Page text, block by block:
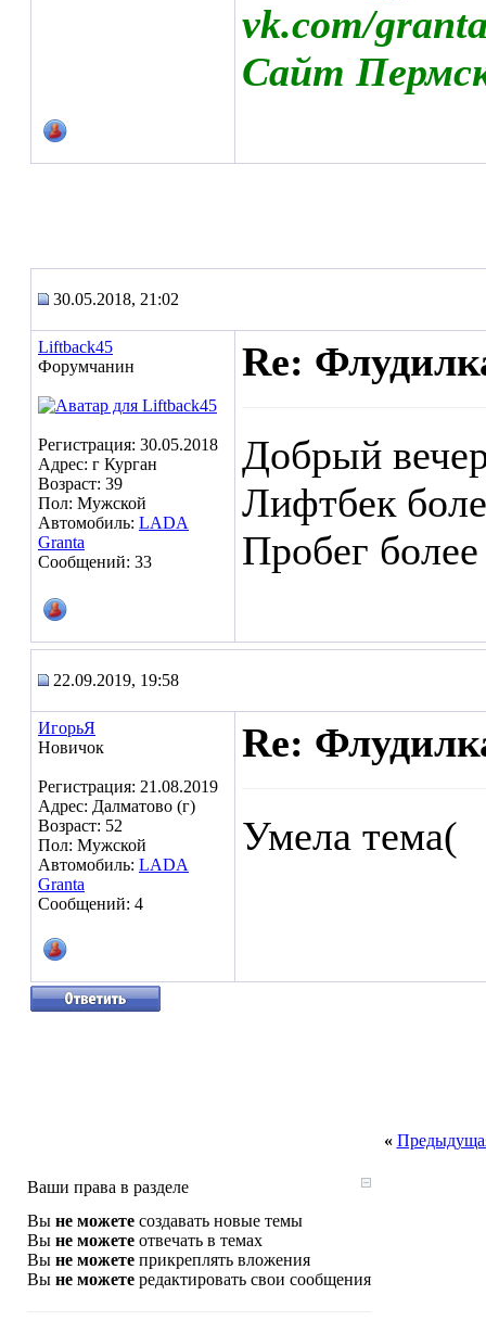
vk.com/
Сайт
30.05.2018, 21:02
Liftback45
Форумчанин
Регистрация: 30.05.2018
Адрес: г Курган
Возраст: 39
Пол: Мужской
Автомобиль: LADA
Granta
Сообщений: 33
Re:
Добрый
Лифтбек
Пробег
22.09.2019, 19:58
ИгорьЯ
Новичок
Регистрация: 21.08.2019
Адрес: Далматово (г)
Возраст: 52
Пол: Мужской
Автомобиль: LADA
Granta
Сообщений: 4
Re:
Умела тема(
«
Ваши права в разделе
Вы не можете создавать новые темы
Вы не можете отвечать в темах
Вы не можете прикреплять вложения
Вы не можете редактировать свои сообщения